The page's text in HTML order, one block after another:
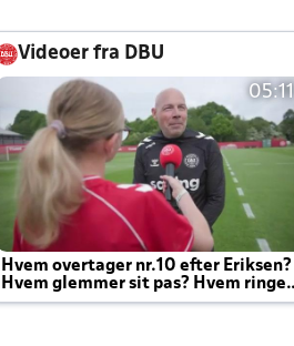
Videoer fra DBU
05:11
Hvem overtager nr.10 efter Eriksen?
Hvem glemmer sit pas? Hvem ringer
Joachim altid til efter kampe?